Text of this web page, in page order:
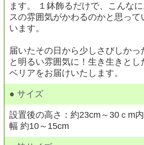
ます。 １鉢飾るだけで、こんな
スの雰囲気がかわるのかと思って
います。
届いたその日から少しさびしかっ
と明るい雰囲気に！生き生きとし
ベリアをお届けいたします。
● サイズ
設置後の高さ：約23cm～30ｃm内
幅 約10～15cm